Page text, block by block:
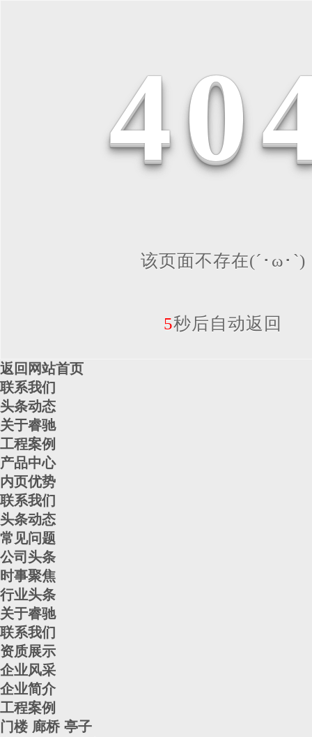
40
该页面不存在(´･ω･`)
5秒后自动返回
返回网站首页
联系我们
头条动态
关于睿驰
工程案例
产品中心
内页优势
联系我们
头条动态
常见问题
公司头条
时事聚焦
行业头条
关于睿驰
联系我们
资质展示
企业风采
企业简介
工程案例
门楼 廊桥 亭子